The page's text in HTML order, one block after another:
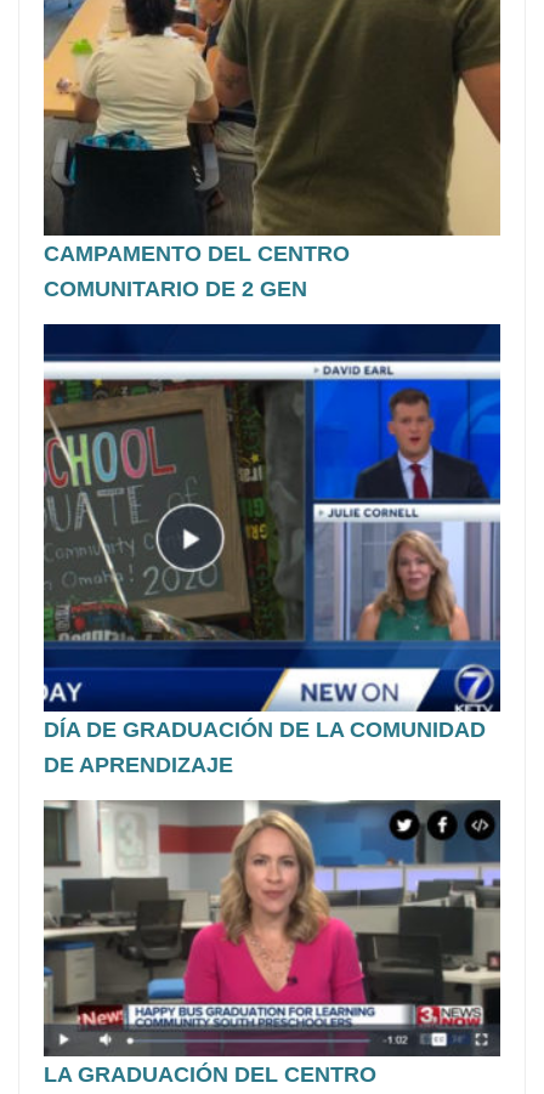
CAMPAMENTO DEL CENTRO
COMUNITARIO DE 2 GEN
DÍA DE GRADUACIÓN DE LA COMUNIDAD
DE APRENDIZAJE
LA GRADUACIÓN DEL CENTRO